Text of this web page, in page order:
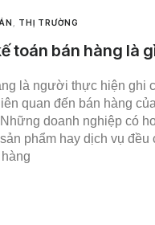
THỊ TRƯỜNG
toán bán hàng là
là người thực hiện ghi
quan đến bán hàng của
doanh nghiệp có
phẩm hay dịch vụ đều